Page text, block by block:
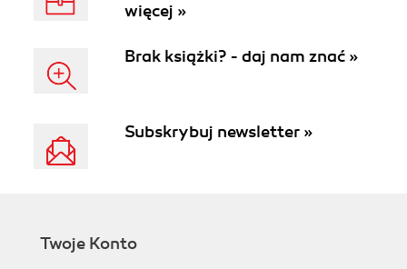
więcej »
Brak książki? - daj nam znać »
Subskrybuj newsletter »
Twoje Konto